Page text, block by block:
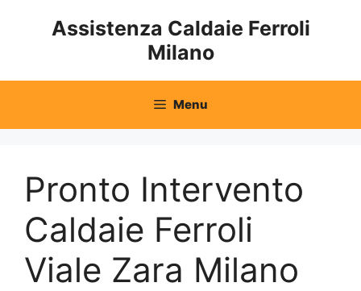
Assistenza Caldaie Ferroli
Milano
Menu
Pronto Intervento
Caldaie Ferroli
Viale Zara Milano